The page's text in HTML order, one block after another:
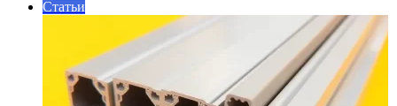
Статьи